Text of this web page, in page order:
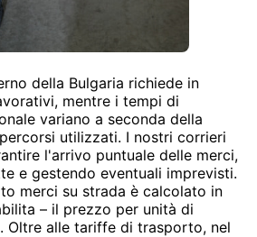
della Bulgaria richiede in
mentre i tempi di
variano a seconda della
utilizzati. I nostri corrieri
l'arrivo puntuale delle merci,
e gestendo eventuali imprevisti.
merci su strada è calcolato in
– il prezzo per unità di
Oltre alle tariffe di trasporto, nel